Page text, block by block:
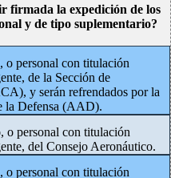
firmada la expedición de los
y de tipo suplementario?
o personal con titulación
de la Sección de
y serán refrendados por la
la Defensa (AAD).
o personal con titulación
del Consejo Aeronáutico.
o personal con titulación